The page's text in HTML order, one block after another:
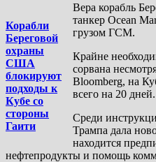
Корабли
Береговой
охраны
США
блокируют
подходы к
Кубе со
стороны
Гаити
Вера корабль
танкер Ocean
грузом ГСМ.
Крайне
сорвана
Bloomberg, на
всего на 20 дней.
Среди
Трампа дала
находится
нефтепродукты и помощь